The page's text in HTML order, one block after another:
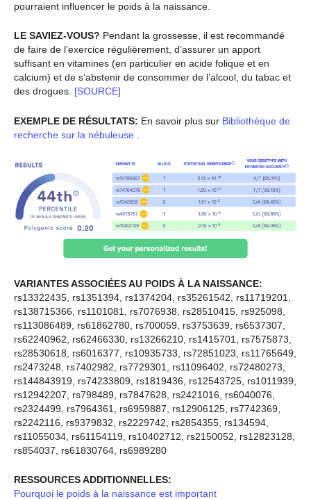
pourraient influencer le poids à la naissance.
LE SAVIEZ-VOUS? Pendant la grossesse, il est recommandé
de faire de l’exercice régulièrement, d’assurer un apport
suffisant en vitamines (en particulier en acide folique et en
calcium) et de s’abstenir de consommer de l’alcool, du tabac et
des drogues. [SOURCE]
EXEMPLE DE RÉSULTATS: En savoir plus sur Bibliothèque de
recherche sur la nébuleuse
VARIANTES ASSOCIÉES AU POIDS À LA NAISSANCE:
rs13322435, rs1351394, rs1374204, rs35261542, rs11719201,
rs138715366, rs1101081, rs7076938, rs28510415, rs925098,
rs113086489, rs61862780, rs700059, rs3753639, rs6537307,
rs62240962, rs62466330, rs13266210, rs1415701, rs7575873,
rs28530618, rs6016377, rs10935733, rs72851023, rs11765649,
rs2473248, rs7402982, rs7729301, rs11096402, rs72480273,
rs144843919, rs74233809, rs1819436, rs12543725, rs1011939,
rs12942207, rs798489, rs7847628, rs2421016, rs6040076,
rs2324499, rs7964361, rs6959887, rs12906125, rs7742369,
rs2242116, rs9379832, rs2229742, rs2854355, rs134594,
rs11055034, rs61154119, rs10402712, rs2150052, rs12823128,
rs854037, rs61830764, rs6989280
RESSOURCES ADDITIONNELLES:
Pourquoi le poids à la naissance est important